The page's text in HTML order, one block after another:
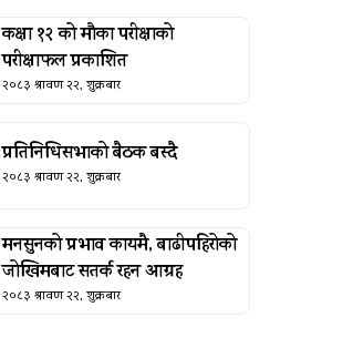
कक्षा १२ को मौका परीक्षाको
परीक्षाफल प्रकाशित
२०८३ श्रावण २२, शुक्रबार
प्रतिनिधिसभाको बैठक बस्दै
२०८३ श्रावण २२, शुक्रबार
मनसुनको प्रभाव कायमै, बाढीपहिरोको
जोखिमबाट सतर्क रहन आग्रह
२०८३ श्रावण २२, शुक्रबार